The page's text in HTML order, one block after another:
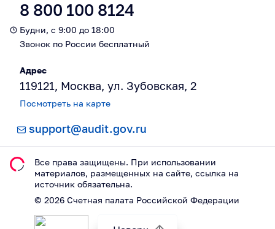
8 800 100 8124
Будни, с 9:00 до 18:00
Звонок по России бесплатный
Адрес
119121, Москва, ул. Зубовская, 2
Посмотреть на карте
support@audit.gov.ru
Все права защищены. При использовании
материалов, размещeнных на сайте, ссылка на
источник обязательна.
© 2026 Счетная палата Российской Федерации